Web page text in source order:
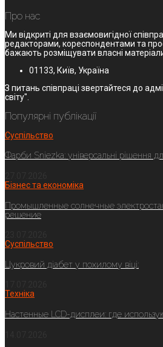
Про нас
Ми відкриті для взаємовигідної
редакторами, кореспондентами та
бажають розміщувати власні
01133, Київ, Україна
З питань співпраці звертайтеся до
світу".
Популярні публікації
Суспільство
Фарби Sniezka: універсальні рішення
Бізнес та економіка
Промышленные солнечные
решение
Суспільство
Цукровий діабет у похилому віці:
Техніка
Настенные LCD-дисплеи: где